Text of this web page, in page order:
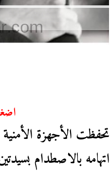
تحفظت الأجهزة الأمنية
اتهامه بالاصطدام